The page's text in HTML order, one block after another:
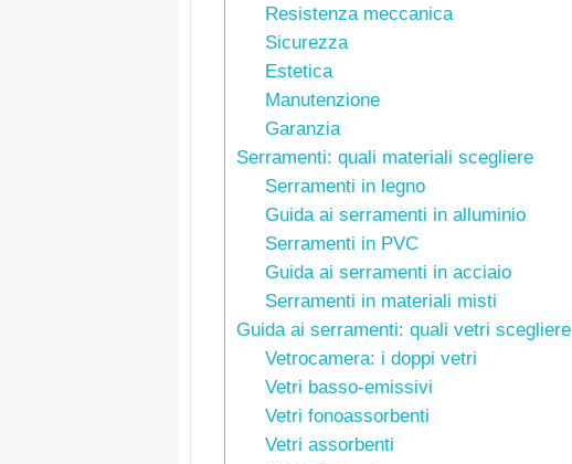
Resistenza meccanica
Sicurezza
Estetica
Manutenzione
Garanzia
Serramenti: quali materiali scegliere
Serramenti in legno
Guida ai serramenti in alluminio
Serramenti in PVC
Guida ai serramenti in acciaio
Serramenti in materiali misti
Guida ai serramenti: quali vetri scegliere
Vetrocamera: i doppi vetri
Vetri basso-emissivi
Vetri fonoassorbenti
Vetri assorbenti